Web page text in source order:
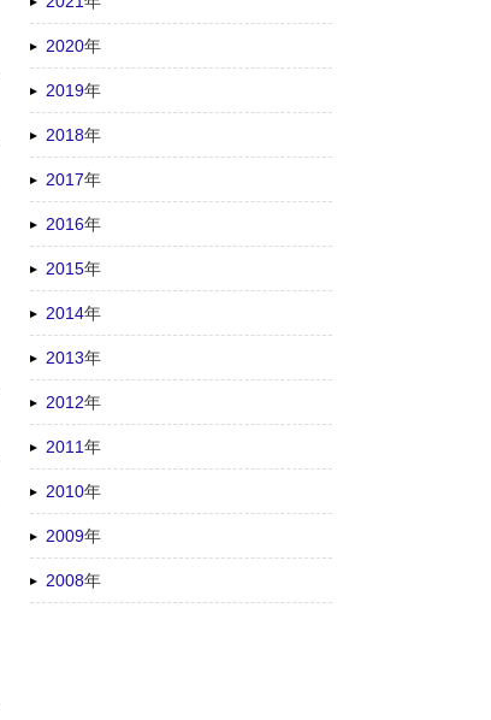
2020年
2019年
2018年
2017年
2016年
2015年
2014年
2013年
2012年
2011年
2010年
2009年
2008年